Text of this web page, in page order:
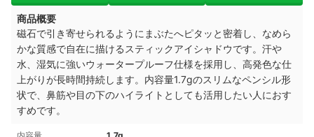
商品概要
磁石で引き寄せられるようにまぶたへピタッと密着し、なめら
かな質感で自在に描けるスティックアイシャドウです。汗や
水、湿気に強いウォータープルーフ仕様を採用し、高発色な仕
上がりが長時間持続します。内容量1.7gのスリムなペンシル形
状で、鼻筋や目の下のハイライトとしても活用したい人におす
すめです。